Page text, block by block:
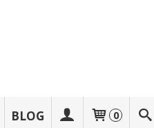
BLOG 0